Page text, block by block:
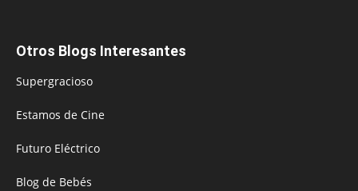
Otros Blogs Interesantes
Supergracioso
Estamos de Cine
Futuro Eléctrico
Blog de Bebés